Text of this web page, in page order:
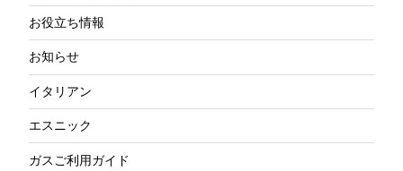
お役立ち情報
お知らせ
イタリアン
エスニック
ガスご利用ガイド